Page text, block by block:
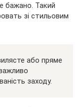
бажано. Такий
зі стильовим
або пряме
заходу.